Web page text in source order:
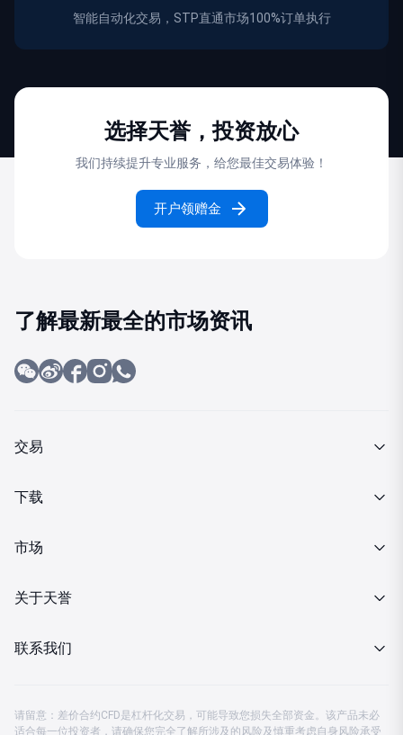
智能自动化交易，STP直通市场100%订单执行
选择天誉，投资放心
我们持续提升专业服务，给您最佳交易体验！
开户领赠金
了解最新最全的市场资讯
交易
产品介绍
下载
MT4下载
市场
行情报价
金市快讯
关于天誉
关于我们
监管认证
联系我们
请留意：差价合约CFD是杠杆化交易，可能导致您损失全部资金。该产品未必
适合每一位投资者，请确保您完全了解所涉及的风险及慎重考虑自身风险承受